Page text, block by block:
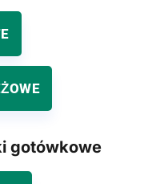
gotówkowe